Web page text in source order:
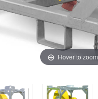
Hover to zoom